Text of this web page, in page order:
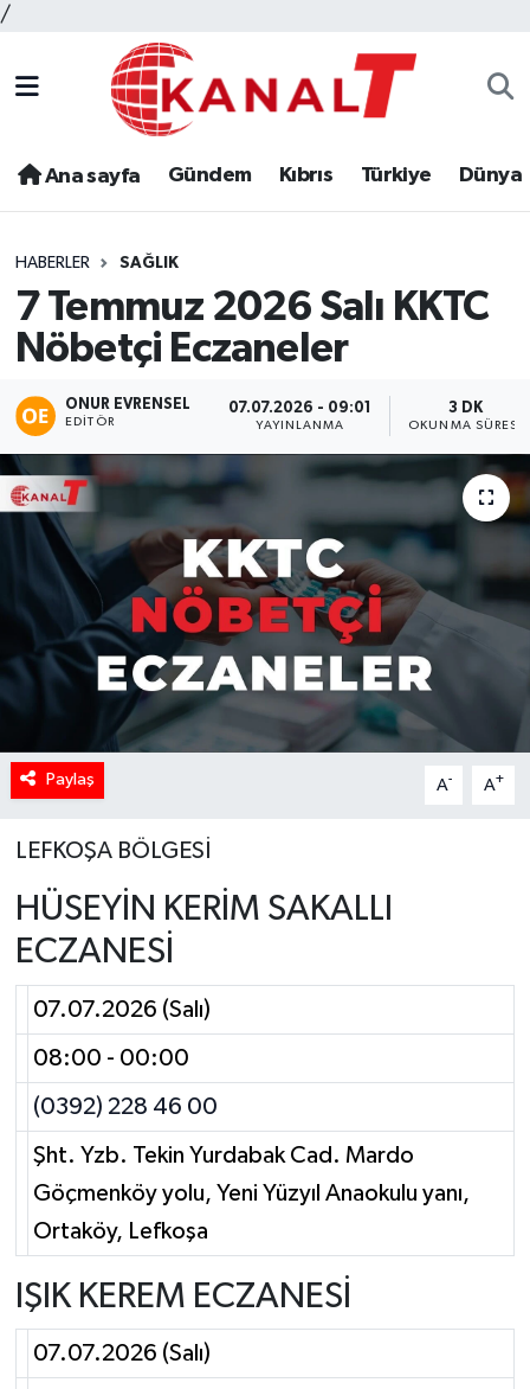
/
Ana sayfa Gündem Kıbrıs Türkiye Dünya
HABERLER SAĞLIK
7 Temmuz 2026 Salı KKTC
Nöbetçi Eczaneler
ONUR EVRENSEL
EDITÖR
07.07.2026 - 09:01
YAYINLANMA
3 DK
OKUNMA SÜRESI
Paylaş A- A+
LEFKOŞA BÖLGESİ
HÜSEYİN KERİM SAKALLI
ECZANESİ
07.07.2026 (Salı)
08:00 - 00:00
(0392) 228 46 00
Şht. Yzb. Tekin Yurdabak Cad. Mardo
Göçmenköy yolu, Yeni Yüzyıl Anaokulu yanı,
Ortaköy, Lefkoşa
IŞIK KEREM ECZANESİ
07.07.2026 (Salı)